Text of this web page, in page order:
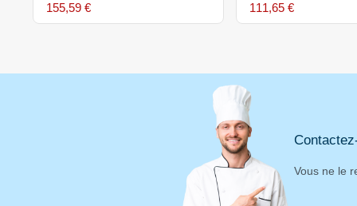
155,59 € 111,65 €
Vous ne le